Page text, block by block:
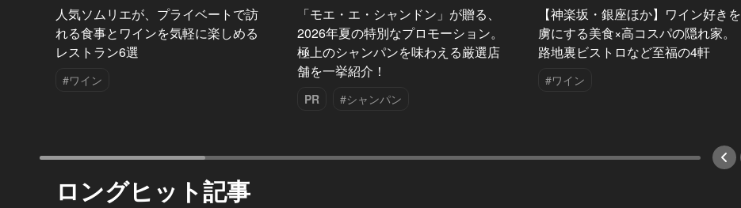
人気ソムリエが、プライベートで訪
れる食事とワインを気軽に楽しめる
レストラン6選
#ワイン
「モエ・エ・シャンドン」が贈る、
2026年夏の特別なプロモーション。
極上のシャンパンを味わえる厳選店
舗を一挙紹介！
PR #シャンパン
【神楽坂・銀座ほか】ワイン好きを
虜にする美食×高コスパの隠れ家。
路地裏ビストロなど至福の4軒
#ワイン
ロングヒット記事